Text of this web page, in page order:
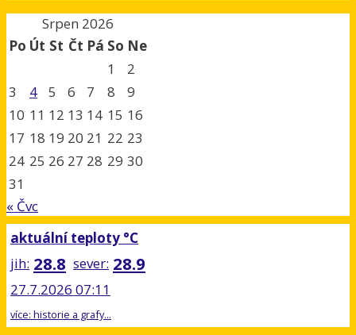
Srpen 2026
Po Út St Čt Pá So Ne
1
2
3
4 5 6 7 8
9
10 11 12 13 14 15 16
17 18 19 20 21 22 23
24 25 26 27 28 29 30
31
« Čvc
aktuální teploty °C
jih: 28.8 sever: 28.9
27.7.2026 07:11
více: historie a grafy...